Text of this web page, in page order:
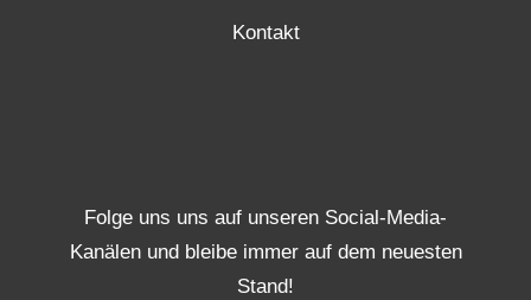
Kontakt
Folge uns uns auf unseren Social-Media-
Kanälen und bleibe immer auf dem neuesten
Stand!